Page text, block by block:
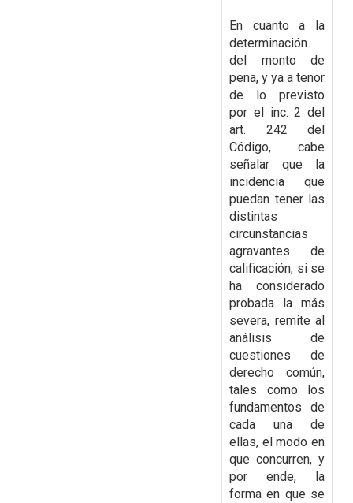
En cuanto a la
determinación
del monto de
pena, y ya a tenor
de lo previsto
por el inc. 2 del
art. 242 del
Código, cabe
señalar que la
incidencia que
puedan tener las
distintas
circunstancias
agravantes de
calificación, si se
ha considerado
probada la más
severa, remite al
análisis de
cuestiones de
derecho común,
tales como los
fundamentos de
cada una de
ellas, el modo en
que concurren, y
por ende, la
forma en que se